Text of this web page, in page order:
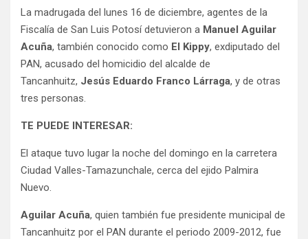
La madrugada del lunes 16 de diciembre, agentes de la
Fiscalía de San Luis Potosí detuvieron a Manuel Aguilar
Acuña, también conocido como El Kippy, exdiputado del
PAN, acusado del homicidio del alcalde de
Tancanhuitz, Jesús Eduardo Franco Lárraga, y de otras
tres personas.
TE PUEDE INTERESAR:
El ataque tuvo lugar la noche del domingo en la carretera
Ciudad Valles-Tamazunchale, cerca del ejido Palmira
Nuevo.
Aguilar Acuña, quien también fue presidente municipal de
Tancanhuitz por el PAN durante el periodo 2009-2012, fue